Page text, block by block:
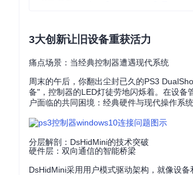
3大创新让旧设备重获活力
痛点场景：当经典控制器遭遇现代系统
周末的午后，你翻出尘封已久的PS3
备"，控制器的LED灯徒劳地闪烁着。在设备
户面临的共同困境：经典硬件与现代操作系
分层解剖：DsHidMini的技术突破
硬件层：双向通信的智能桥梁
DsHidMini采用用户模式驱动架构，就像设